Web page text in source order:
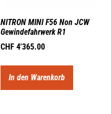
NITRON MINI F56 Non JCW
Gewindefahrwerk R1
CHF 4'365.00
In den Warenkorb